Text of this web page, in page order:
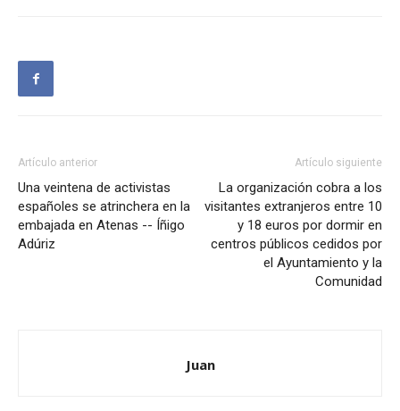
Artículo anterior
Una veintena de activistas
españoles se atrinchera en la
embajada en Atenas -- Íñigo
Adúriz
Artículo siguiente
La organización cobra a los
visitantes extranjeros entre 10
y 18 euros por dormir en
centros públicos cedidos por
el Ayuntamiento y la
Comunidad
Juan